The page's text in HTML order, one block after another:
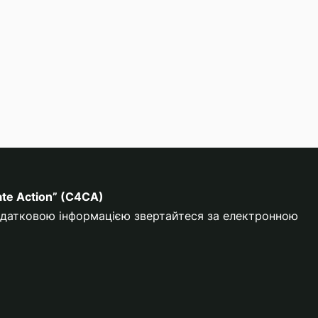
Action” (C4CA)
інформацією звертайтеся за електронною